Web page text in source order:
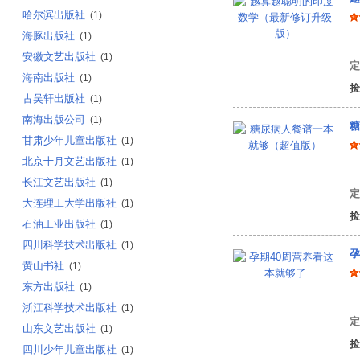
哈尔滨出版社 (1)
海豚出版社 (1)
安徽文艺出版社 (1)
海南出版社 (1)
古吴轩出版社 (1)
南海出版公司 (1)
甘肃少年儿童出版社 (1)
北京十月文艺出版社 (1)
长江文艺出版社 (1)
大连理工大学出版社 (1)
石油工业出版社 (1)
四川科学技术出版社 (1)
黄山书社 (1)
东方出版社 (1)
浙江科学技术出版社 (1)
山东文艺出版社 (1)
四川少年儿童出版社 (1)